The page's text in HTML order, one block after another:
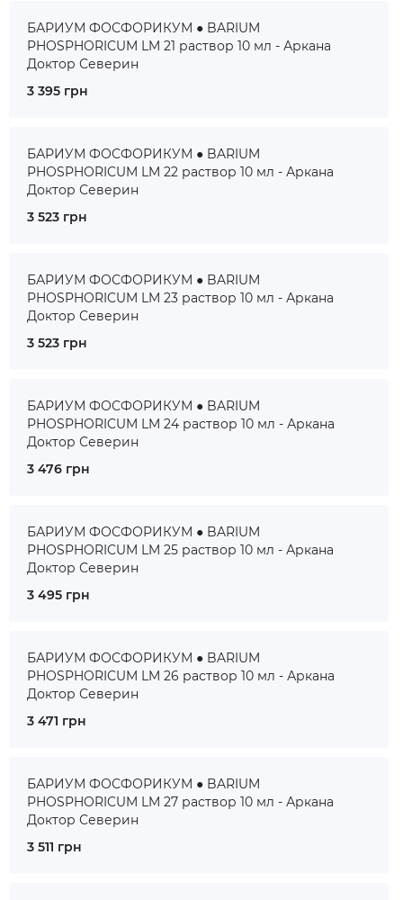
БАРИУМ ФОСФОРИКУМ ● BARIUM
PHOSPHORICUM LM 21 раствор 10 мл - Аркана
Доктор Северин
3 395 грн
БАРИУМ ФОСФОРИКУМ ● BARIUM
PHOSPHORICUM LM 22 раствор 10 мл - Аркана
Доктор Северин
3 523 грн
БАРИУМ ФОСФОРИКУМ ● BARIUM
PHOSPHORICUM LM 23 раствор 10 мл - Аркана
Доктор Северин
3 523 грн
БАРИУМ ФОСФОРИКУМ ● BARIUM
PHOSPHORICUM LM 24 раствор 10 мл - Аркана
Доктор Северин
3 476 грн
БАРИУМ ФОСФОРИКУМ ● BARIUM
PHOSPHORICUM LM 25 раствор 10 мл - Аркана
Доктор Северин
3 495 грн
БАРИУМ ФОСФОРИКУМ ● BARIUM
PHOSPHORICUM LM 26 раствор 10 мл - Аркана
Доктор Северин
3 471 грн
БАРИУМ ФОСФОРИКУМ ● BARIUM
PHOSPHORICUM LM 27 раствор 10 мл - Аркана
Доктор Северин
3 511 грн